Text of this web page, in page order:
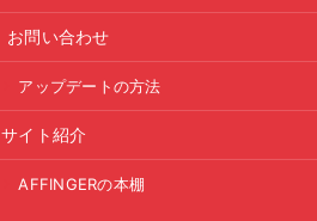
お問い合わせ
アップデートの方法
サイト紹介
AFFINGERの本棚